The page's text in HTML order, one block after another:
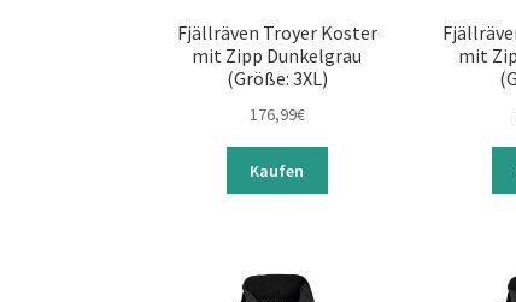
Fjällräven Troyer Koster
mit Zipp Dunkelgrau
(Größe: 3XL)
176,99€
Kaufen
mit